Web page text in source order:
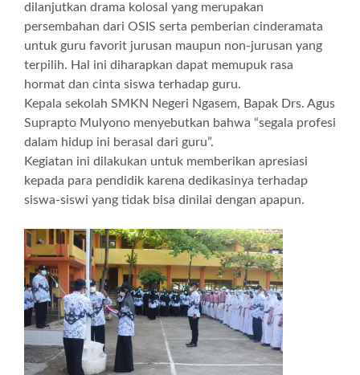
dilanjutkan drama kolosal yang merupakan
persembahan dari OSIS serta pemberian cinderamata
untuk guru favorit jurusan maupun non-jurusan yang
terpilih. Hal ini diharapkan dapat memupuk rasa
hormat dan cinta siswa terhadap guru.
Kepala sekolah SMKN Negeri Ngasem, Bapak Drs. Agus
Suprapto Mulyono menyebutkan bahwa “segala profesi
dalam hidup ini berasal dari guru”.
Kegiatan ini dilakukan untuk memberikan apresiasi
kepada para pendidik karena dedikasinya terhadap
siswa-siswi yang tidak bisa dinilai dengan apapun.